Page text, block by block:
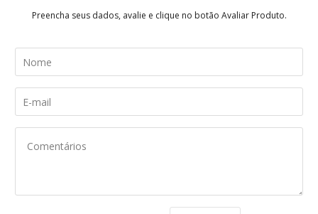
Preencha seus dados, avalie e clique no botão Avaliar Produto.